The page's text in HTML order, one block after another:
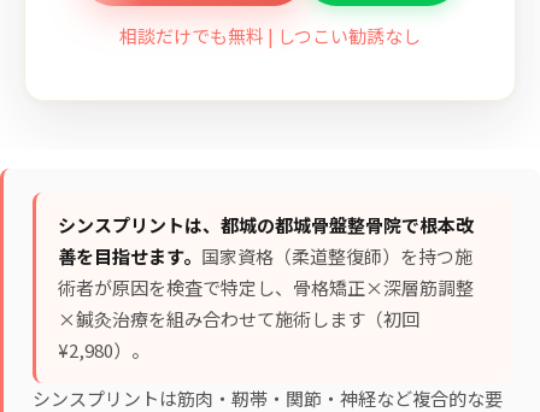
相談だけでも無料 | しつこい勧誘なし
シンスプリントは、都城の都城骨盤整骨院で根本改
善を目指せます。 国家資格（柔道整復師）を持つ施
術者が原因を検査で特定し、 骨格矯正×深層筋調整
×鍼灸治療を組み合わせて施術します（初回
¥2,980）。
シンスプリントは筋肉・靭帯・関節・神経など複合的な要